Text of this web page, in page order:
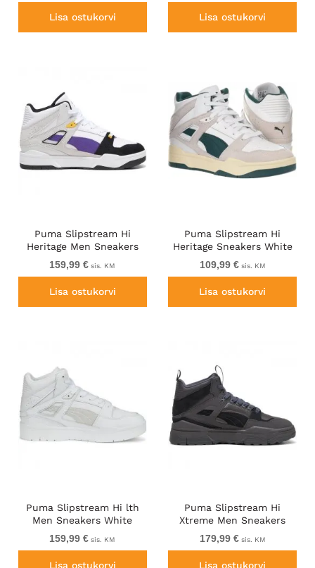
Lisa ostukorvi Lisa ostukorvi
Puma Slipstream Hi
Heritage Men Sneakers
159,99 € sis. KM
Lisa ostukorvi
Puma Slipstream Hi
Heritage Sneakers White
109,99 €sis. KM
Lisa ostukorvi
Puma Slipstream Hi lth
Men Sneakers White
159,99 € sis. KM
Lisa ostukorvi
Puma Slipstream Hi
Xtreme Men Sneakers
Black
179,99 €sis. KM
Lisa ostukorvi